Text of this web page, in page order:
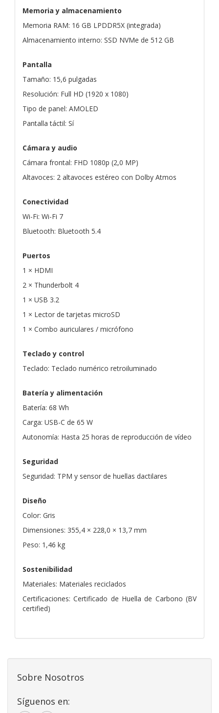
Memoria y almacenamiento
Memoria RAM: 16 GB LPDDR5X (integrada)
Almacenamiento interno: SSD NVMe de 512 GB
Pantalla
Tamaño: 15,6 pulgadas
Resolución: Full HD (1920 x 1080)
Tipo de panel: AMOLED
Pantalla táctil: Sí
Cámara y audio
Cámara frontal: FHD 1080p (2,0 MP)
Altavoces: 2 altavoces estéreo con Dolby Atmos
Conectividad
Wi-Fi: Wi-Fi 7
Bluetooth: Bluetooth 5.4
Puertos
1 × HDMI
2 × Thunderbolt 4
1 × USB 3.2
1 × Lector de tarjetas microSD
1 × Combo auriculares / micrófono
Teclado y control
Teclado: Teclado numérico retroiluminado
Batería y alimentación
Batería: 68 Wh
Carga: USB-C de 65 W
Autonomía: Hasta 25 horas de reproducción de vídeo
Seguridad
Seguridad: TPM y sensor de huellas dactilares
Diseño
Color: Gris
Dimensiones: 355,4 × 228,0 × 13,7 mm
Peso: 1,46 kg
Sostenibilidad
Materiales: Materiales reciclados
Certificaciones: Certificado de Huella de Carbono (BV
certified)
Sobre Nosotros
Síguenos en: